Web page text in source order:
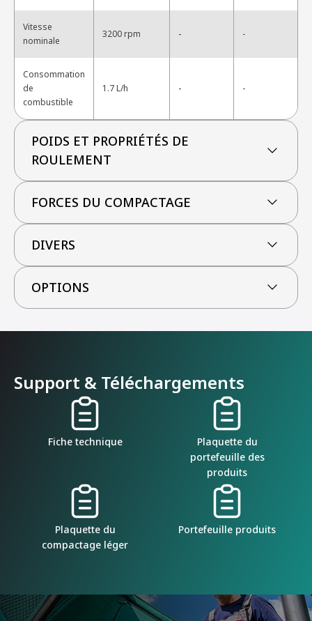
Vitesse
nominale
3200 rpm - -
Consommation
de
combustible
1.7 L/h - -
POIDS ET PROPRIÉTÉS DE
ROULEMENT
FORCES DU COMPACTAGE
DIVERS
OPTIONS
Support & Téléchargements
Fiche technique
Plaquette du
portefeuille des
produits
Plaquette du
compactage léger
Portefeuille produits